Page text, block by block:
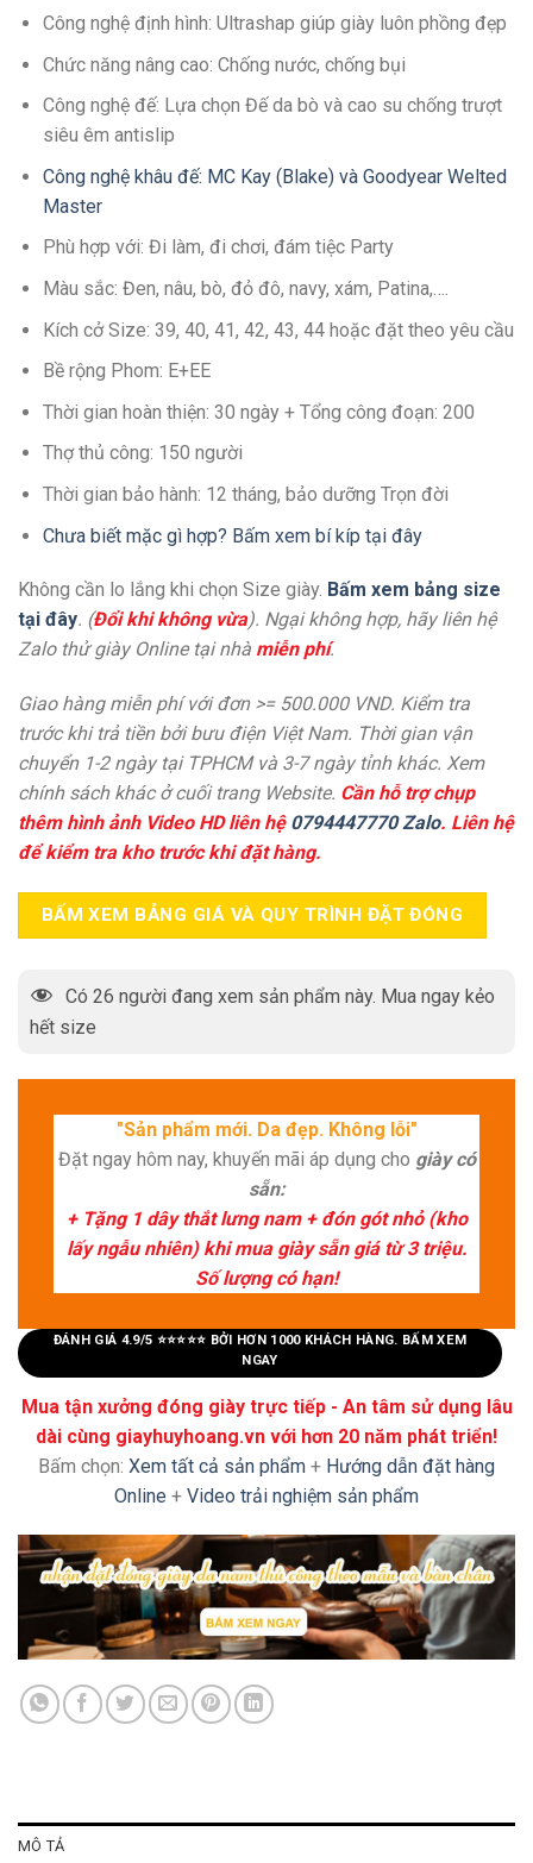
Công nghệ định hình: Ultrashap giúp giày luôn phồng đẹp
Chức năng nâng cao: Chống nước, chống bụi
Công nghệ đế: Lựa chọn Đế da bò và cao su chống trượt
siêu êm antislip
Công nghệ khâu đế: MC Kay (Blake) và Goodyear Welted
Master
Phù hợp với: Đi làm, đi chơi, đám tiệc Party
Màu sắc: Đen, nâu, bò, đỏ đô, navy, xám, Patina,….
Kích cở Size: 39, 40, 41, 42, 43, 44 hoặc đặt theo yêu cầu
Bề rộng Phom: E+EE
Thời gian hoàn thiện: 30 ngày + Tổng công đoạn: 200
Thợ thủ công: 150 người
Thời gian bảo hành: 12 tháng, bảo dưỡng Trọn đời
Chưa biết mặc gì hợp? Bấm xem bí kíp tại đây
Không cần lo lắng khi chọn Size giày. Bấm xem bảng size
tại đây. (Đổi khi không vừa). Ngại không hợp, hãy liên hệ
Zalo thử giày Online tại nhà miễn phí.
Giao hàng miễn phí với đơn >= 500.000 VND. Kiểm tra
trước khi trả tiền bởi bưu điện Việt Nam. Thời gian vận
chuyển 1-2 ngày tại TPHCM và 3-7 ngày tỉnh khác. Xem
chính sách khác ở cuối trang Website. Cần hỗ trợ chụp
thêm hình ảnh Video HD liên hệ 0794447770 Zalo. Liên hệ
để kiểm tra kho trước khi đặt hàng.
BẤM XEM BẢNG GIÁ VÀ QUY TRÌNH ĐẶT ĐÓNG
Có 26 người đang xem sản phẩm này. Mua ngay kẻo
hết size
"Sản phẩm mới. Da đẹp. Không lỗi"
Đặt ngay hôm nay, khuyến mãi áp dụng cho giày có
sẵn:
+ Tặng 1 dây thắt lưng nam + đón gót nhỏ (kho
lấy ngẫu nhiên) khi mua giày sẵn giá từ 3 triệu.
Số lượng có hạn!
ĐÁNH GIÁ 4.9/5 ⭐⭐⭐⭐⭐ BỞI HƠN 1000 KHÁCH HÀNG. BẤM XEM
NGAY
Mua tận xưởng đóng giày trực tiếp - An tâm sử dụng lâu
dài cùng giayhuyhoang.vn với hơn 20 năm phát triển!
Bấm chọn: Xem tất cả sản phẩm + Hướng dẫn đặt hàng
Online + Video trải nghiệm sản phẩm
MÔ TẢ